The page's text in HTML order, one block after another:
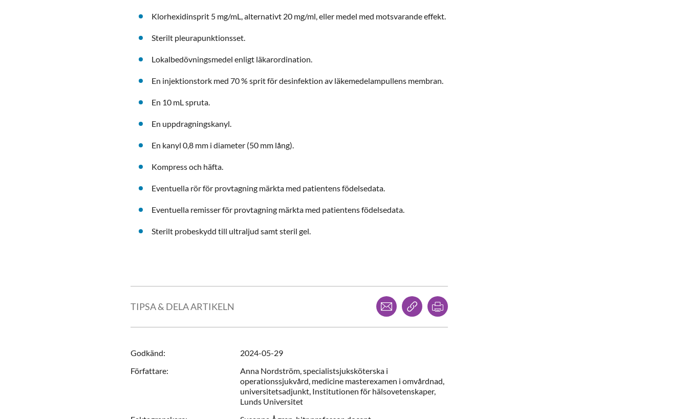
Klorhexidinsprit 5 mg/mL, alternativt 20 mg/ml, eller medel med motsvarande effekt.
Sterilt pleurapunktionsset.
Lokalbedövningsmedel enligt läkarordination.
En injektionstork med 70 % sprit för desinfektion av läkemedelampullens membran.
En 10 mL spruta.
En uppdragningskanyl.
En kanyl 0,8 mm i diameter (50 mm lång).
Kompress och häfta.
Eventuella rör för provtagning märkta med patientens födelsedata.
Eventuella remisser för provtagning märkta med patientens födelsedata.
Sterilt probeskydd till ultraljud samt steril gel.
TIPSA & DELA ARTIKELN
Dela via mejlKopiera länk
Godkänd:
2024-05-29
Författare: Anna Nordström,specialistsjuksköterska i
operationssjukvård, medicine masterexamen i omvårdnad,
universitetsadjunkt, Institutionen för hälsovetenskaper,
Lunds Universitet